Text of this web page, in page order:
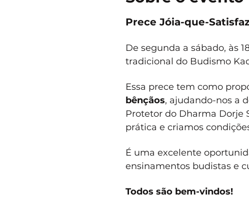
Prece Jóia-que-
De segunda a sábado, às
tradicional do Budismo
Essa prece tem como
bênçãos, ajudando-nos a
Protetor do Dharma Dorje
prática e criamos
É uma excelente
ensinamentos budistas e
Todos são bem-vindos!